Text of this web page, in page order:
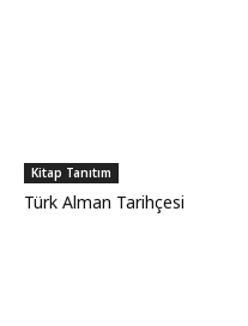
Kitap Tanıtım
Türk Alman Tarihçesi